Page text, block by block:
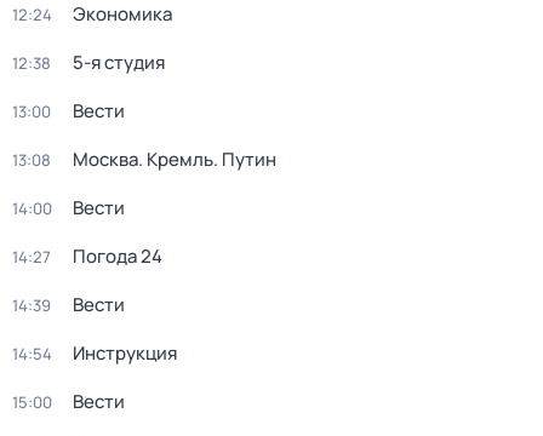
12:24 Экономика
12:38 5-я студия
13:00 Вести
13:08 Москва. Кремль. Путин
14:00 Вести
14:27 Погода 24
14:39 Вести
14:54 Инструкция
15:00 Вести